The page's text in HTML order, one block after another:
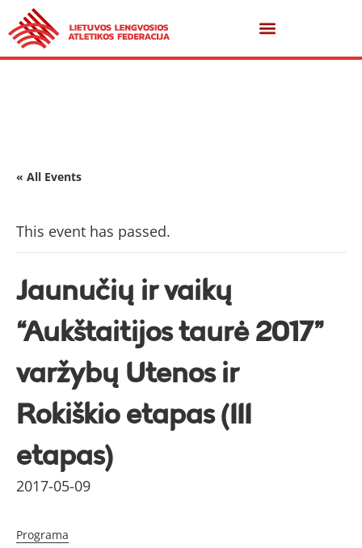
« All Events
This event has passed.
Jaunučių ir vaikų
“Aukštaitijos taurė 2017”
varžybų Utenos ir
Rokiškio etapas (III
etapas)
2017-05-09
Programa